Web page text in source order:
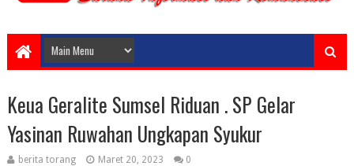
Keua Geralite Sumsel Riduan . SP Gelar
Yasinan Ruwahan Ungkapan Syukur
berita torang Maret 20, 2023 0